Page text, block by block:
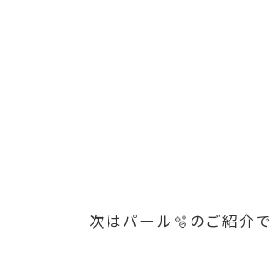
次はパール🫧のご紹介で